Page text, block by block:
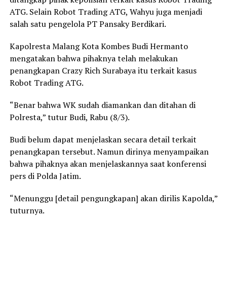
ATG. Selain Robot Trading ATG, Wahyu juga menjadi
salah satu pengelola PT Pansaky Berdikari.
Kapolresta Malang Kota Kombes Budi Hermanto
mengatakan bahwa pihaknya telah melakukan
penangkapan Crazy Rich Surabaya itu terkait kasus
Robot Trading ATG.
“Benar bahwa WK sudah diamankan dan ditahan di
Polresta,” tutur Budi, Rabu (8/3).
Budi belum dapat menjelaskan secara detail terkait
penangkapan tersebut. Namun dirinya menyampaikan
bahwa pihaknya akan menjelaskannya saat konferensi
pers di Polda Jatim.
“Menunggu [detail pengungkapan] akan dirilis Kapolda,”
tuturnya.